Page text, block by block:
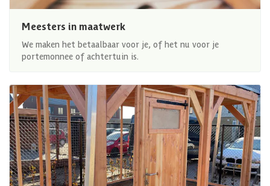
Meesters in maatwerk
We maken het betaalbaar voor je, of het nu voor je
portemonnee of achtertuin is.